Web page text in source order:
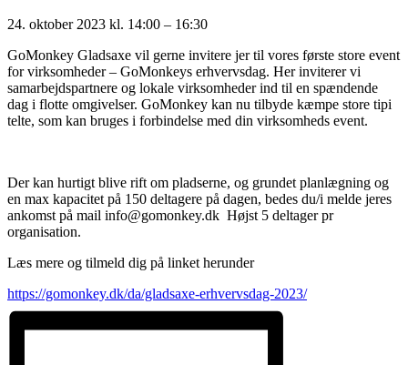
24. oktober 2023 kl. 14:00 – 16:30
GoMonkey Gladsaxe vil gerne invitere jer til vores første store event
for virksomheder – GoMonkeys erhvervsdag. Her inviterer vi
samarbejdspartnere og lokale virksomheder ind til en spændende
dag i flotte omgivelser. GoMonkey kan nu tilbyde kæmpe store tipi
telte, som kan bruges i forbindelse med din virksomheds event.
Der kan hurtigt blive rift om pladserne, og grundet planlægning og
en max kapacitet på 150 deltagere på dagen, bedes du/i melde jeres
ankomst på mail info@gomonkey.dk Højst 5 deltager pr
organisation.
Læs mere og tilmeld dig på linket herunder
https://gomonkey.dk/da/gladsaxe-erhvervsdag-2023/